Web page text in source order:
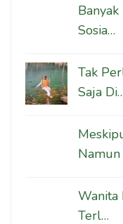
Sosia…
Tak
Saja
Wanita
Terl…